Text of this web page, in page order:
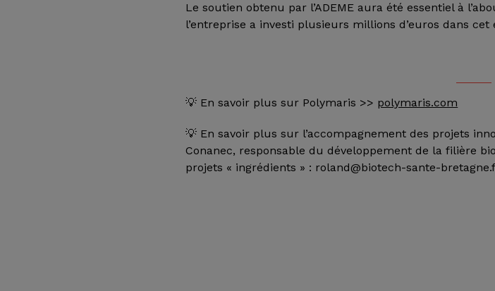
Le soutien obtenu par l’ADEME aura été essentiel à
l’entreprise a investi plusieurs millions d’euros dans
💡 En savoir plus sur Polymaris >> polymaris.com
💡 En savoir plus sur l’accompagnement des projets
Conanec, responsable du développement de la filière
projets « ingrédients » : roland@biotech-sante-